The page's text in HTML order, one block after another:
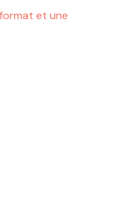
et une